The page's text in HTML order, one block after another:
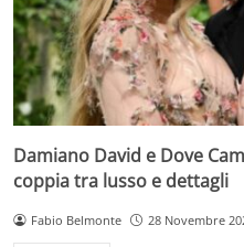
Damiano David e Dove
coppia tra lusso e dettagli
Fabio Belmonte 28 Novembre